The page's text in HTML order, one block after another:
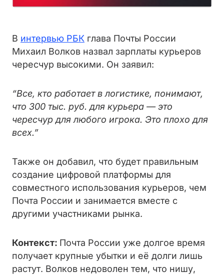
В интервью РБК глава Почты России
Михаил Волков назвал зарплаты курьеров
чересчур высокими. Он заявил:
“Все, кто работает в логистике, понимают,
что 300 тыс. руб. для курьера — это
чересчур для любого игрока. Это плохо для
всех.”
Также он добавил, что будет правильным
создание цифровой платформы для
совместного использования курьеров, чем
Почта России и занимается вместе с
другими участниками рынка.
Контекст: Почта России уже долгое время
получает крупные убытки и её долги лишь
растут. Волков недоволен тем, что нишу,